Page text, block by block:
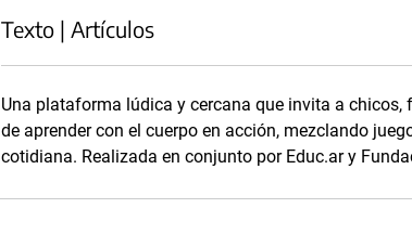
Texto | Artículos
Una plataforma lúdica y cercana que invita a
de aprender con el cuerpo en acción, mezclando
cotidiana. Realizada en conjunto por Educ.ar y